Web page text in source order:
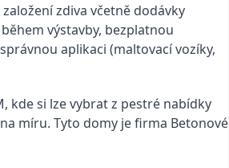
zdiva včetně dodávky
výstavby, bezplatnou
aplikaci (maltovací vozíky,
kde si lze vybrat z pestré nabídky
míru. Tyto domy je firma Betonové